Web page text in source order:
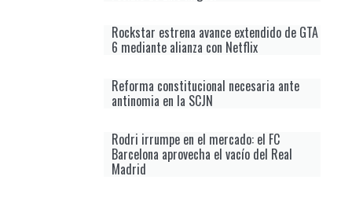
Rockstar estrena avance extendido de GTA
6 mediante alianza con Netflix
Reforma constitucional necesaria ante
antinomia en la SCJN
Rodri irrumpe en el mercado: el FC
Barcelona aprovecha el vacío del Real
Madrid